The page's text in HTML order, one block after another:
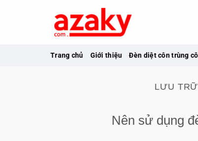
Trang chủ Giới thiệu Đèn diệt côn trùng
LƯU
Nên sử dụng